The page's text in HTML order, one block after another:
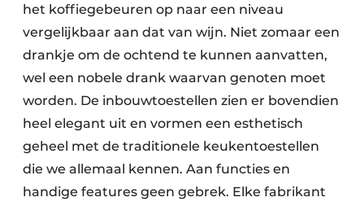
het koffiegebeuren op naar een niveau
vergelijkbaar aan dat van wijn. Niet zomaar een
drankje om de ochtend te kunnen aanvatten,
wel een nobele drank waarvan genoten moet
worden. De inbouwtoestellen zien er bovendien
heel elegant uit en vormen een esthetisch
geheel met de traditionele keukentoestellen
die we allemaal kennen. Aan functies en
handige features geen gebrek. Elke fabrikant